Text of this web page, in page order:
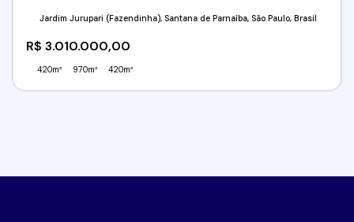
R$ 3.010.000,00
Jardim Jurupari (Fazendinha), Santana de Parnaíba, São Paulo, Brasil
420m² 970m² 420m²